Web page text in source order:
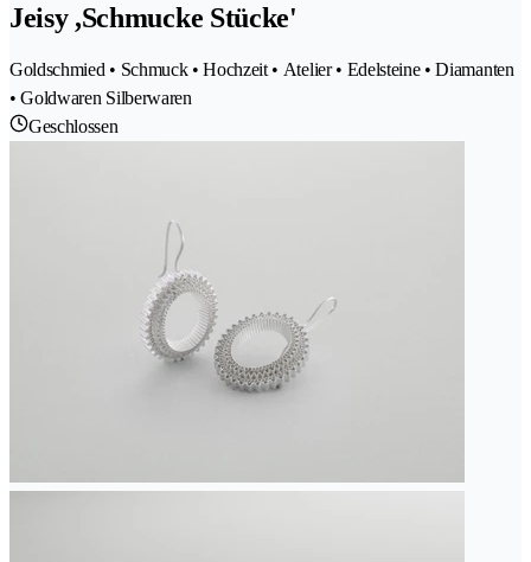
Jeisy ,Schmucke Stücke'
Goldschmied • Schmuck • Hochzeit • Atelier • Edelsteine • Diamanten
• Goldwaren Silberwaren
Geschlossen